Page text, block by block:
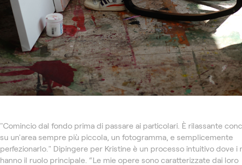
"Comincio dal fondo prima di passare ai particolari. È rilassante
su un'area sempre più piccola, un fotogramma, e semplicemente
perfezionarlo." Dipingere per Kristine è un processo intuitivo dove i
hanno il ruolo principale. “Le mie opere sono caratterizzate dai loro